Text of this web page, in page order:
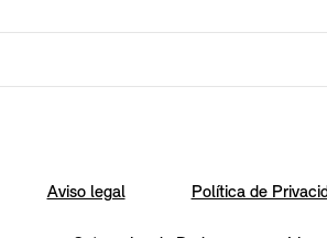
Aviso legal Política de